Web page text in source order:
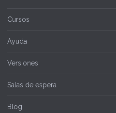
Cursos
Ayuda
Versiones
Salas de espera
Blog